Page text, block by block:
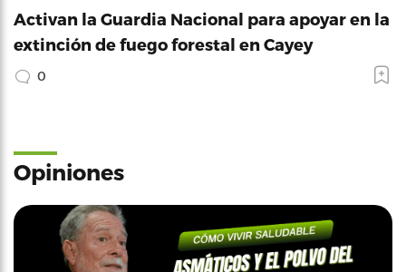
Activan la Guardia Nacional para apoyar en la
extinción de fuego forestal en Cayey
0
Opiniones